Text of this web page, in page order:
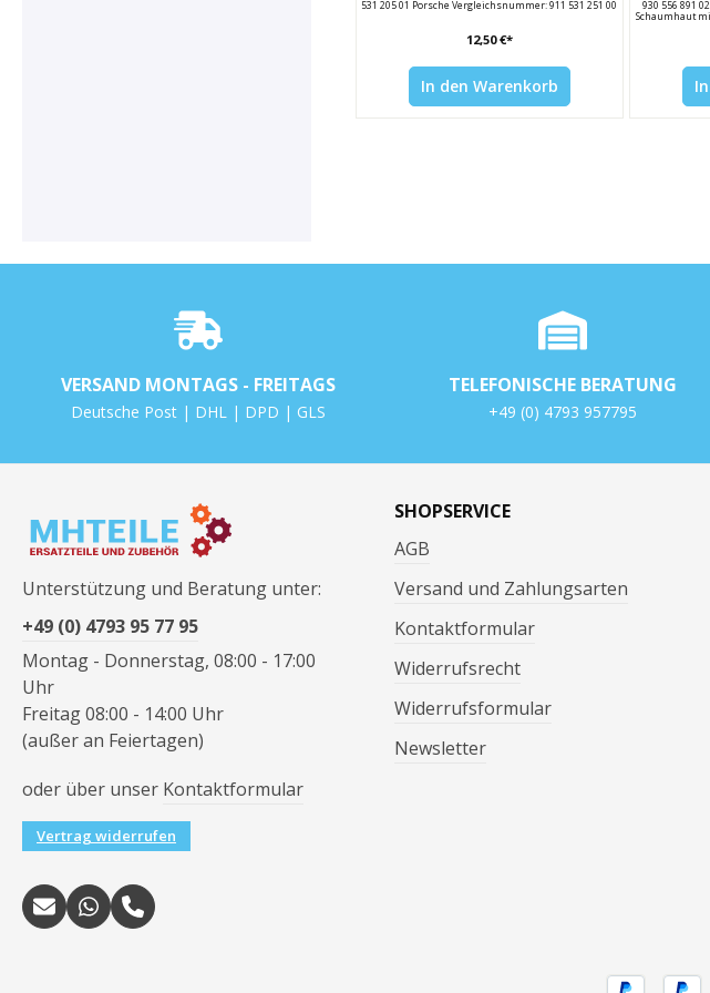
531 205 01 Porsche Vergleichsnummer: 911 531 251 00
12,50 €*
In den Warenkorb
930 556 891
Schaumhaut
Schnittkanten
VERSAND MONTAGS - FREITAGS
Deutsche Post | DHL | DPD | GLS
TELEFONISCHE BERATUNG
+49 (0) 4793 957795
Unterstützung und Beratung unter:
+49 (0) 4793 95 77 95
Montag - Donnerstag, 08:00 - 17:00
Uhr
Freitag 08:00 - 14:00 Uhr
(außer an Feiertagen)
oder über unser Kontaktformular
Vertrag widerrufen
SHOPSERVICE
AGB
Versand und Zahlungsarten
Kontaktformular
Widerrufsrecht
Widerrufsformular
Newsletter